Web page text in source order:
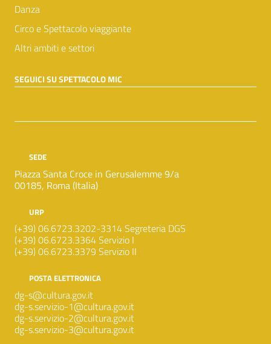
Danza
Circo e Spettacolo viaggiante
Altri ambiti e settori
SEGUICI SU SPETTACOLO MIC
SEDE
Piazza Santa Croce in Gerusalemme 9/a
00185, Roma (Italia)
URP
(+39) 06.6723.3202-3314 Segreteria DGS
(+39) 06.6723.3364 Servizio I
(+39) 06.6723.3379 Servizio II
POSTA ELETTRONICA
dg-s@cultura.gov.it
dg-s.servizio-1@cultura.gov.it
dg-s.servizio-2@cultura.gov.it
dg-s.servizio-3@cultura.gov.it